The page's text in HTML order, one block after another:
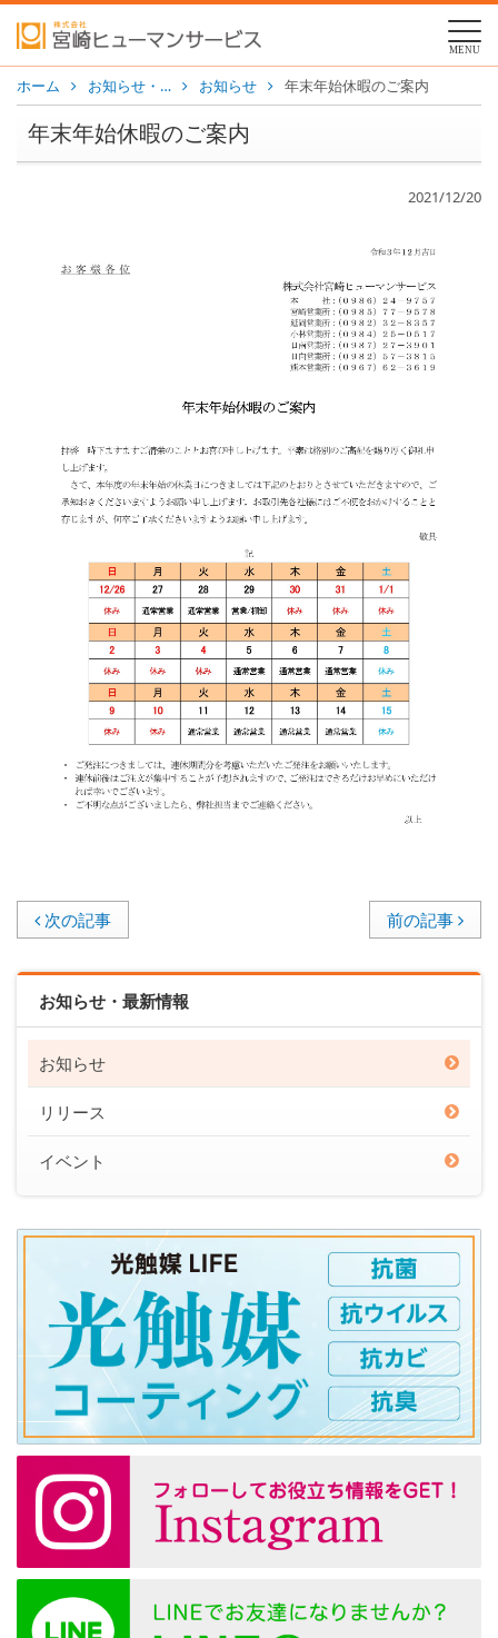
MENU
ホーム お知らせ・… お知らせ 年末年始休暇のご案内
年末年始休暇のご案内
2021/12/20
次の記事 前の記事
お知らせ・最新情報
お知らせ
リリース
イベント